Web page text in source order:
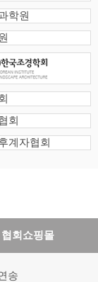
협회쇼핑몰
송